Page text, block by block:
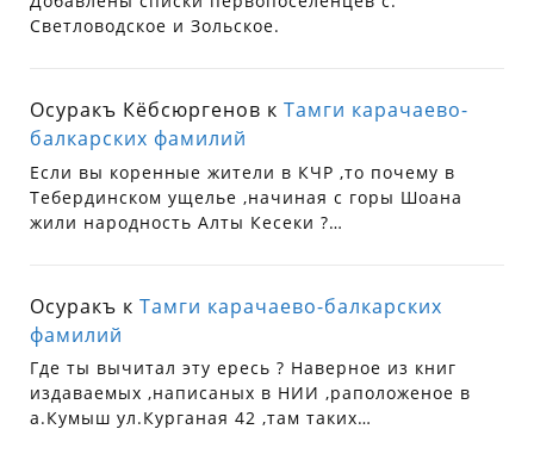
Светловодское и Зольское.
Осуракъ Кёбсюргенов кТамги карачаево-
балкарских фамилий
Если вы коренные жители в КЧР ,то почему в
Тебердинском ущелье ,начиная с горы Шоана
жили народность Алты Кесеки ?…
Осуракъ кТамги карачаево-балкарских
фамилий
Где ты вычитал эту ересь ? Наверное из книг
издаваемых ,написаных в НИИ ,раположеное в
а.Кумыш ул.Курганая 42 ,там таких…